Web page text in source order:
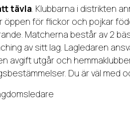
tävla . Klubbarna i distrikten
öppen för flickor och pojkar
Matcherna består av 2
av sitt lag. Lagledaren
avgift utgår och
Du är väl med